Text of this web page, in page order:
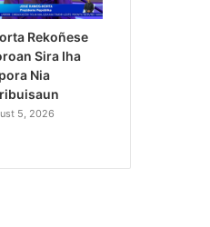
Rekoñese
Sira Iha
Nia
5, 2026